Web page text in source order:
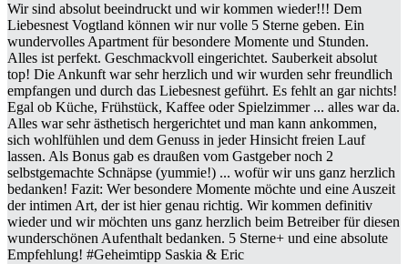
Wir sind absolut beeindruckt und wir kommen wieder!!! Dem
Liebesnest Vogtland können wir nur volle 5 Sterne geben. Ein
wundervolles Apartment für besondere Momente und Stunden.
Alles ist perfekt. Geschmackvoll eingerichtet. Sauberkeit absolut
top! Die Ankunft war sehr herzlich und wir wurden sehr freundlich
empfangen und durch das Liebesnest geführt. Es fehlt an gar nichts!
Egal ob Küche, Frühstück, Kaffee oder Spielzimmer ... alles war da.
Alles war sehr ästhetisch hergerichtet und man kann ankommen,
sich wohlfühlen und dem Genuss in jeder Hinsicht freien Lauf
lassen. Als Bonus gab es draußen vom Gastgeber noch 2
selbstgemachte Schnäpse (yummie!) ... wofür wir uns ganz herzlich
bedanken! Fazit: Wer besondere Momente möchte und eine Auszeit
der intimen Art, der ist hier genau richtig. Wir kommen definitiv
wieder und wir möchten uns ganz herzlich beim Betreiber für diesen
wunderschönen Aufenthalt bedanken. 5 Sterne+ und eine absolute
Empfehlung! #Geheimtipp Saskia & Eric